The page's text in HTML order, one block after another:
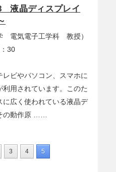
液晶ディスプレイ
電気電子工学科 教授）
30
ビやパソコン、スマホに
用されています。このた
広く使われている液晶デ
の動作原 ……
3 4 5